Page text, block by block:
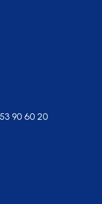
90 60 20